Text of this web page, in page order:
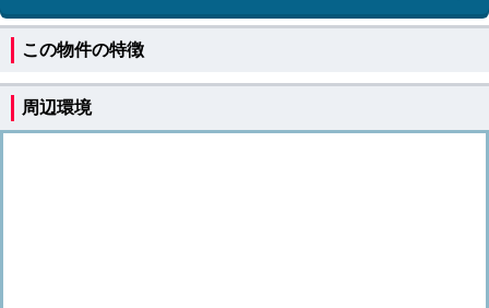
この物件の特徴
周辺環境